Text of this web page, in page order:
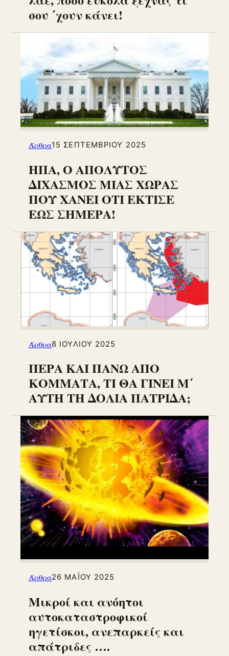
σου ΄χουν κάνει!
Άρθρα15 ΣΕΠΤΕΜΒΡΊΟΥ 2025
ΗΠΑ, Ο ΑΠΟΛΥΤΟΣ
ΔΙΧΑΣΜΟΣ ΜΙΑΣ ΧΩΡΑΣ
ΠΟΥ ΧΑΝΕΙ ΟΤΙ ΕΚΤΙΣΕ
ΕΩΣ ΣΗΜΕΡΑ!
Άρθρα8 ΙΟΥΛΊΟΥ 2025
ΠΕΡΑ ΚΑΙ ΠΑΝΩ ΑΠΟ
ΚΟΜΜΑΤΑ, ΤΙ ΘΑ ΓΙΝΕΙ Μ΄
ΑΥΤΗ ΤΗ ΔΟΛΙΑ ΠΑΤΡΙΔΑ;
Άρθρα26 ΜΑΪ́ΟΥ 2025
Μικροί και ανόητοι
αυτοκαταστροφικοί
ηγετίσκοι, ανεπαρκείς και
απάτριδες ….